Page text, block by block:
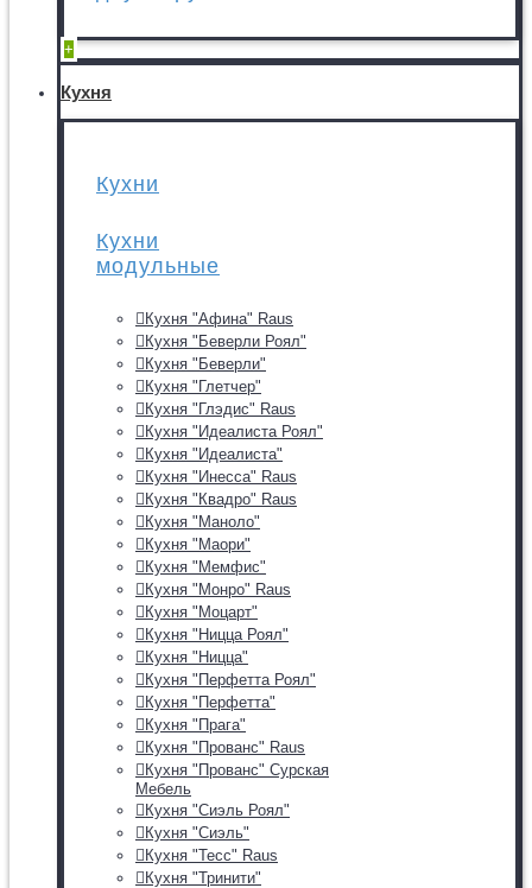
+
Кухня
Кухни
Кухни
модульные
Кухня "Афина" Raus
Кухня "Беверли Роял"
Кухня "Беверли"
Кухня "Глетчер"
Кухня "Глэдис" Raus
Кухня "Идеалиста Роял"
Кухня "Идеалиста"
Кухня "Инесса" Raus
Кухня "Квадро" Raus
Кухня "Маноло"
Кухня "Маори"
Кухня "Мемфис"
Кухня "Монро" Raus
Кухня "Моцарт"
Кухня "Ницца Роял"
Кухня "Ницца"
Кухня "Перфетта Роял"
Кухня "Перфетта"
Кухня "Прага"
Кухня "Прованс" Raus
Кухня "Прованс" Сурская
Мебель
Кухня "Сиэль Роял"
Кухня "Сиэль"
Кухня "Тесс" Raus
Кухня "Тринити"